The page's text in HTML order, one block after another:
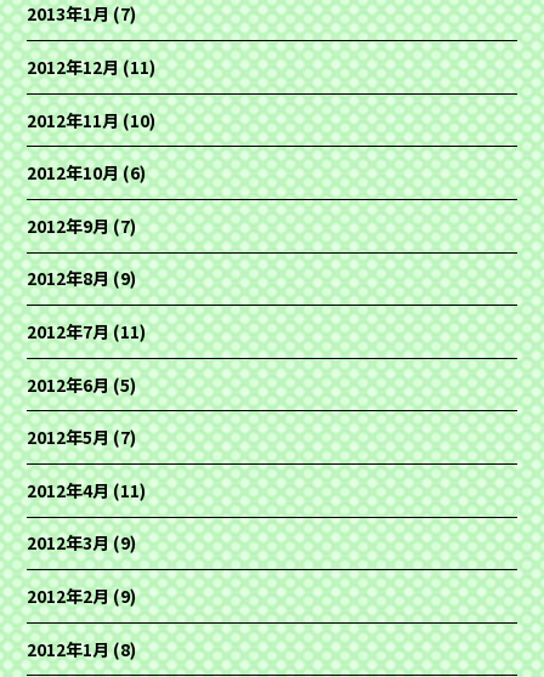
2013年1月(7)
2012年12月(11)
2012年11月(10)
2012年10月(6)
2012年9月(7)
2012年8月(9)
2012年7月(11)
2012年6月(5)
2012年5月(7)
2012年4月(11)
2012年3月(9)
2012年2月(9)
2012年1月(8)